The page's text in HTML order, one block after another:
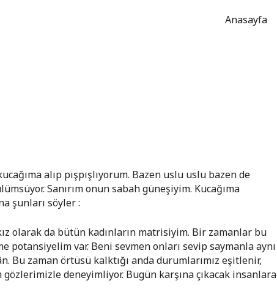
Anasayfa
alıp pışpışlıyorum. Bazen uslu uslu bazen de
Sanırım onun sabah güneşiyim. Kucağıma
şunları söyler :
olarak da bütün kadınların matrisiyim. Bir zamanlar bu
var. Beni sevmen onları sevip saymanla aynı
Bu zaman örtüsü kalktığı anda durumlarımız eşitlenir,
deneyimliyor. Bugün karşına çıkacak insanlara